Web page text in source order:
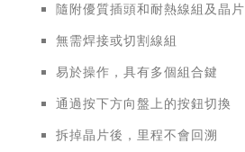
隨附優質插頭和耐熱線組及晶片
無需焊接或切割線組
易於操作，具有多個組合鍵
通過按下方向盤上的按鈕切換
拆掉晶片後，里程不會回溯